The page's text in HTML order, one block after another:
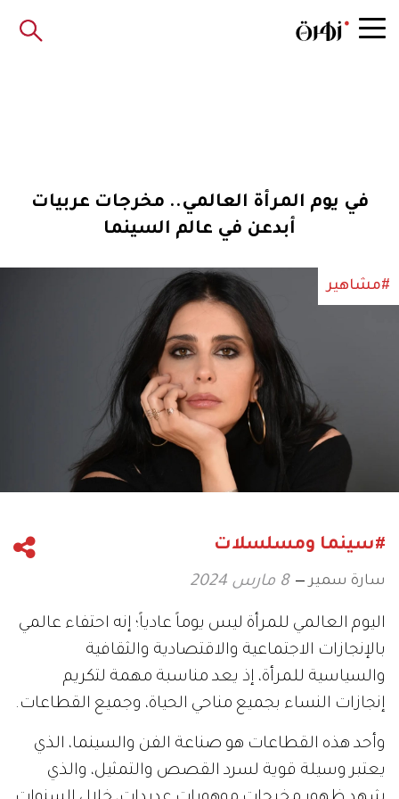
في يوم المرأة العالمي.. مخرجات عربيات
أبدعن في عالم السينما
#مشاهير
#سينما ومسلسلات
سارة سمير 8 مارس 2024
اليوم العالمي للمرأة ليس يوماً عادياً؛ إنه احتفاء عالمي
بالإنجازات الاجتماعية والاقتصادية والثقافية
والسياسية للمرأة، إذ يعد مناسبة مهمة لتكريم
إنجازات النساء بجميع مناحي الحياة، وجميع القطاعات.
وأحد هذه القطاعات هو صناعة الفن والسينما، الذي
يعتبر وسيلة قوية لسرد القصص والتمثيل، والذي